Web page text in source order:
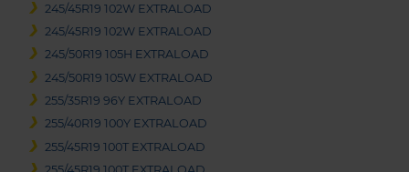
245/45R19 102W EXTRALOAD
245/45R19 102W EXTRALOAD
245/50R19 105H EXTRALOAD
245/50R19 105W EXTRALOAD
255/35R19 96Y EXTRALOAD
255/40R19 100Y EXTRALOAD
255/45R19 100T EXTRALOAD